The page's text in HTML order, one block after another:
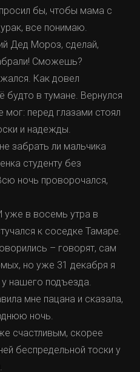
бы, чтобы мама с
все понимаю.
Дед Мороз, сделай,
Сможешь?
Как довел
в тумане. Вернулся
мог: перед глазами стоял
и надежды.
забрать ли мальчика
студенту без
ночь проворочался,
уже в восемь утра в
к соседке Тамаре.
– говорят, сам
но уже 31 декабря я
нашего подъезда.
мне пацана и сказала,
ночь.
счастливым, скорее
беспредельной тоски у